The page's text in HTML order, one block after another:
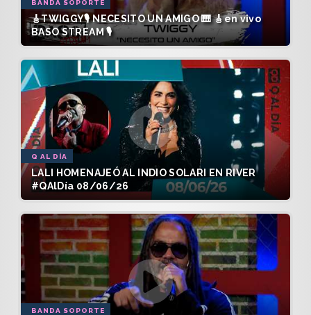
BANDA SOPORTE
🎸TWIGGY🎙️ NECESITO UN AMIGO 🎹 🎸en vivo
BASO STREAM 🎙️
Q AL DÍA
LALI HOMENAJEÓ AL INDIO SOLARI EN RIVER
#QAlDía 08/06/26
BANDA SOPORTE